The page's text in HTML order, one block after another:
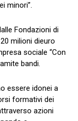
minori”.
Fondazioni di
milioni dieuro
sociale “Con
bandi.
essere idonei a
formativi dei
azioni